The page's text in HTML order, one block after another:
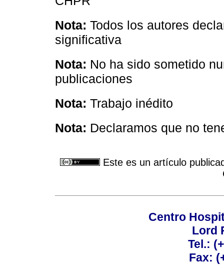
Nota: Todos los autores
significativa
Nota: No ha sido sometido
publicaciones
Nota: Trabajo inédito
Nota: Declaramos que no
Este es un artículo
Centro
Lord
Tel.:
Fax: